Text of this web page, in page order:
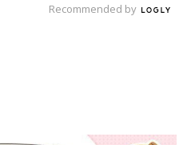
Recommended by